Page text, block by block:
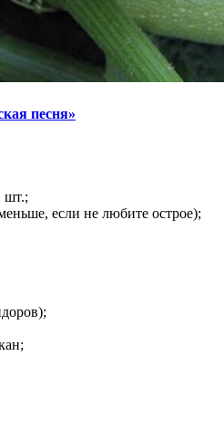
песня»
шт.;
если не любите острое);